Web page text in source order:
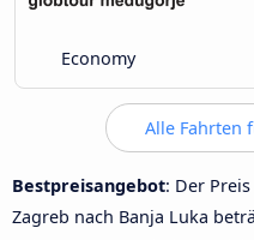
Economy
Alle Fahrten
Bestpreisangebot: Der
Zagreb nach Banja Luka